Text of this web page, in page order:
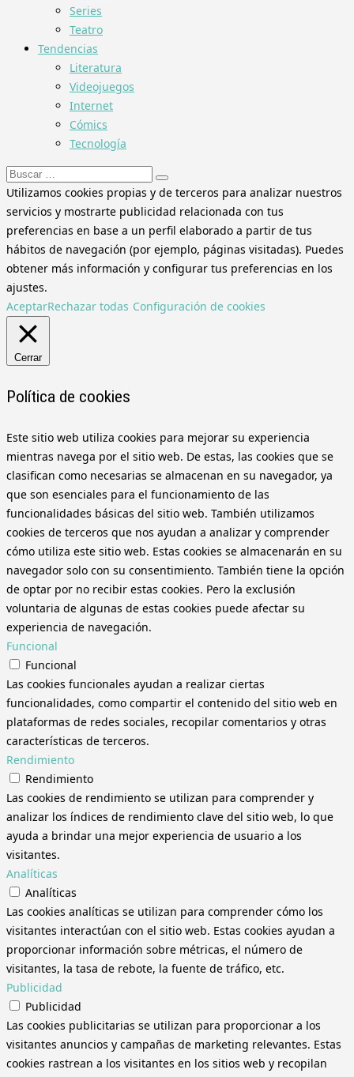
Series
Teatro
Tendencias
Literatura
Videojuegos
Internet
Cómics
Tecnología
Buscar:
Utilizamos cookies propias y de terceros para analizar nuestros
servicios y mostrarte publicidad relacionada con tus
preferencias en base a un perfil elaborado a partir de tus
hábitos de navegación (por ejemplo, páginas visitadas). Puedes
obtener más información y configurar tus preferencias en los
ajustes.
AceptarRechazar todas Configuración de cookies
Cerrar
Política de cookies
Este sitio web utiliza cookies para mejorar su experiencia
mientras navega por el sitio web. De estas, las cookies que se
clasifican como necesarias se almacenan en su navegador, ya
que son esenciales para el funcionamiento de las
funcionalidades básicas del sitio web. También utilizamos
cookies de terceros que nos ayudan a analizar y comprender
cómo utiliza este sitio web. Estas cookies se almacenarán en su
navegador solo con su consentimiento. También tiene la opción
de optar por no recibir estas cookies. Pero la exclusión
voluntaria de algunas de estas cookies puede afectar su
experiencia de navegación.
Funcional
Funcional
Las cookies funcionales ayudan a realizar ciertas
funcionalidades, como compartir el contenido del sitio web en
plataformas de redes sociales, recopilar comentarios y otras
características de terceros.
Rendimiento
Rendimiento
Las cookies de rendimiento se utilizan para comprender y
analizar los índices de rendimiento clave del sitio web, lo que
ayuda a brindar una mejor experiencia de usuario a los
visitantes.
Analíticas
Analíticas
Las cookies analíticas se utilizan para comprender cómo los
visitantes interactúan con el sitio web. Estas cookies ayudan a
proporcionar información sobre métricas, el número de
visitantes, la tasa de rebote, la fuente de tráfico, etc.
Publicidad
Publicidad
Las cookies publicitarias se utilizan para proporcionar a los
visitantes anuncios y campañas de marketing relevantes. Estas
cookies rastrean a los visitantes en los sitios web y recopilan